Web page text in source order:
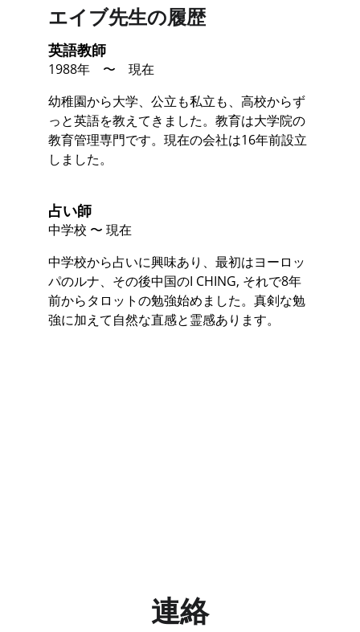
エイブ先生の履歴
英語教師
1988年　〜　現在
幼稚園から大学、公立も私立も、高校からず
っと英語を教えてきました。教育は大学院の
教育管理専門です。現在の会社は16年前設立
しました。
占い師
中学校 〜 現在
中学校から占いに興味あり、最初はヨーロッ
パのルナ、その後中国のI CHING, それで8年
前からタロットの勉強始めました。真剣な勉
強に加えて自然な直感と霊感あります。
連絡